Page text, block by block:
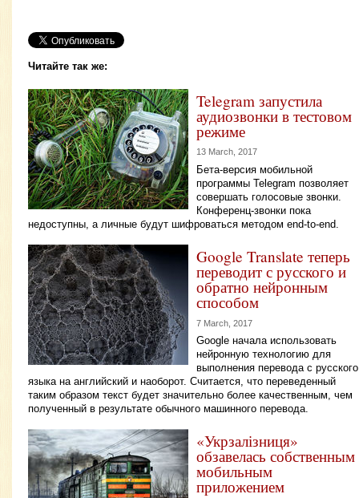
Читайте так же:
Telegram запустила
аудиозвонки в тестовом
режиме
13 March, 2017
Бета-версия мобильной
программы Telegram позволяет
совершать голосовые звонки.
Конференц-звонки пока
недоступны, а личные будут шифроваться методом end-to-end.
Google Translate теперь
переводит с русского и
обратно нейронным
способом
7 March, 2017
Google начала использовать
нейронную технологию для
выполнения перевода с русского
языка на английский и наоборот. Считается, что переведенный
таким образом текст будет значительно более качественным, чем
полученный в результате обычного машинного перевода.
«Укрзалізниця»
обзавелась собственным
мобильным
приложением